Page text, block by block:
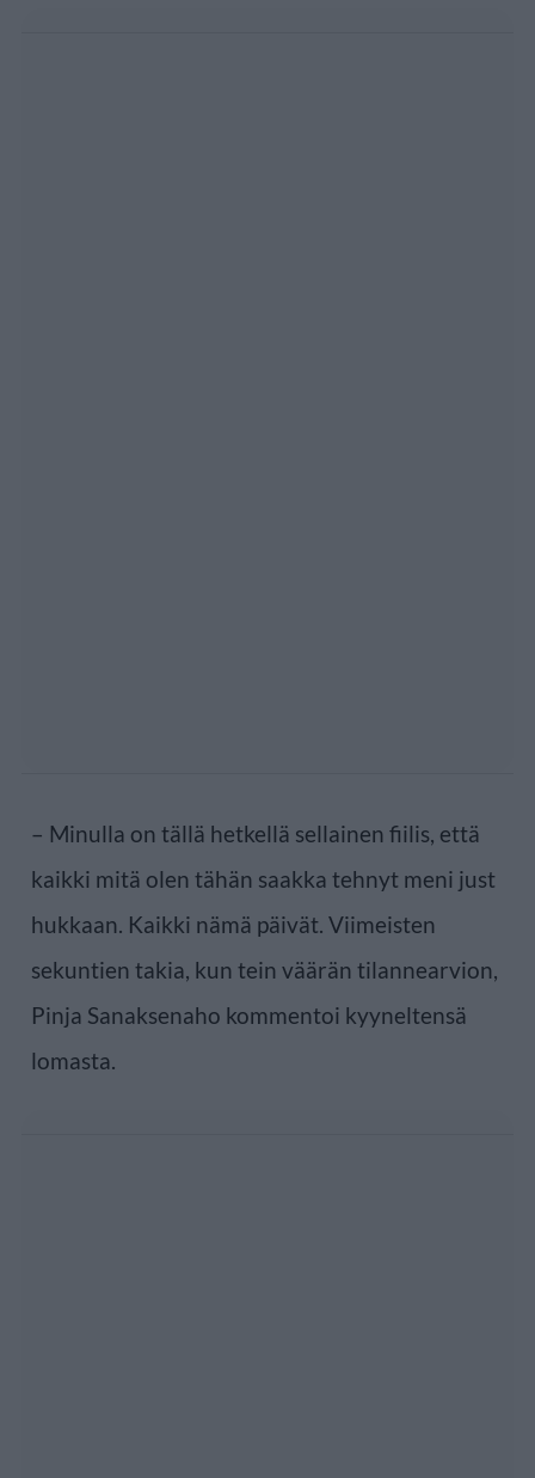
– Minulla on tällä hetkellä sellainen fiilis, että
kaikki mitä olen tähän saakka tehnyt meni just
hukkaan. Kaikki nämä päivät. Viimeisten
sekuntien takia, kun tein väärän tilannearvion,
Pinja Sanaksenaho kommentoi kyyneltensä
lomasta.